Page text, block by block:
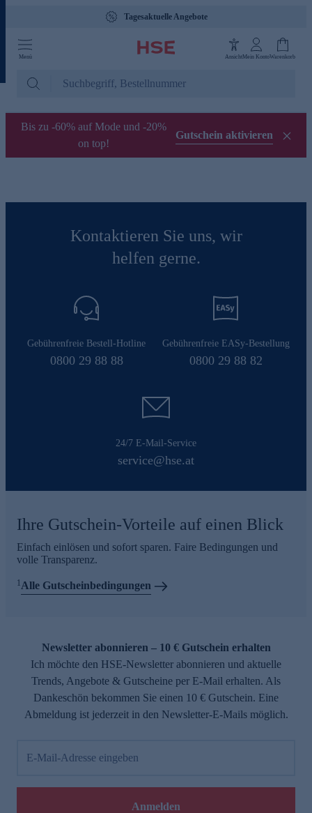
Tagesaktuelle Angebote
Menü AnsichtMein KontoWarenkorb
Bis zu -60% auf Mode und -20%
on top!
Gutschein aktivieren
Kontaktieren Sie uns, wir
helfen gerne.
Gebührenfreie Bestell-Hotline
0800 29 88 88
Gebührenfreie EASy-Bestellung
0800 29 88 82
24/7 E-Mail-Service
service@hse.at
Ihre Gutschein-Vorteile auf einen Blick
Einfach einlösen und sofort sparen. Faire Bedingungen und
volle Transparenz.
1Alle Gutscheinbedingungen
Newsletter abonnieren – 10 € Gutschein erhalten
Ich möchte den HSE-Newsletter abonnieren und aktuelle
Trends, Angebote & Gutscheine per E-Mail erhalten. Als
Dankeschön bekommen Sie einen 10 € Gutschein. Eine
Abmeldung ist jederzeit in den Newsletter-E-Mails möglich.
E-Mail-Adresse eingeben
Anmelden